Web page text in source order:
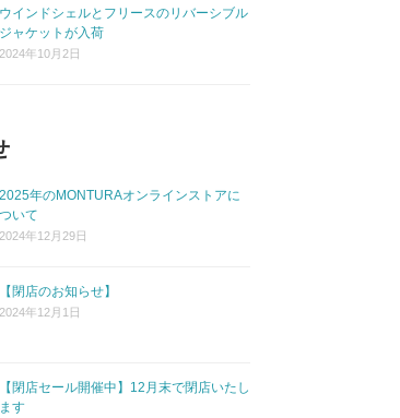
ウインドシェルとフリースのリバーシブル
ジャケットが入荷
2024年10月2日
2025年のMONTURAオンラインストアに
ついて
2024年12月29日
【閉店のお知らせ】
2024年12月1日
【閉店セール開催中】12月末で閉店いたし
ます